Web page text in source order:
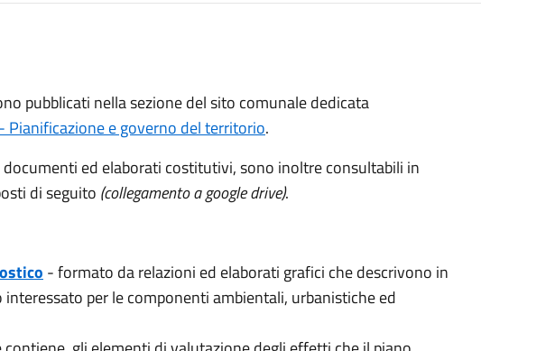
pubblicati nella sezione del sito comunale dedicata
- Pianificazione e governo del territorio.
ed elaborati costitutivi, sono inoltre consultabili in
di seguito (collegamento a google drive).
- formato da relazioni ed elaborati grafici che descrivono in
per le componenti ambientali, urbanistiche ed